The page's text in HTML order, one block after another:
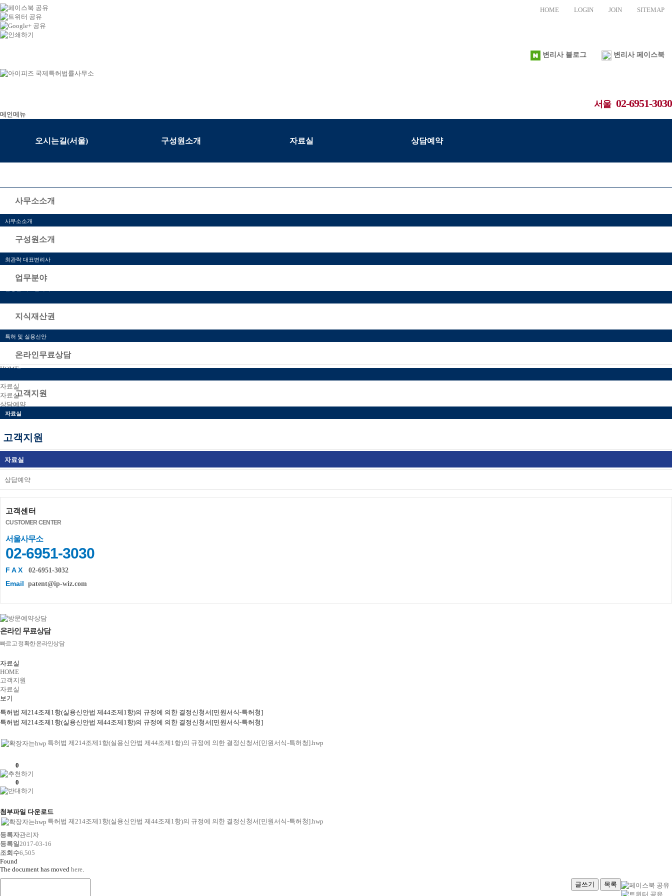
HOME LOGIN JOIN SITEMAP
변리사 블로그 변리사 페이스북
서울02-6951-3030
메인메뉴
오시는길(서울) 구성원소개 자료실 상담예약
사무소소개
사무소소개
오시는 길
구성원소개
최관락 대표변리사
송인호 대표변리사
업무분야
지식재산권
특허 및 실용신안
디자인
온라인무료상담
고객지원
자료실
HOME
자료실
자료실
상담예약
보기
고객지원
자료실
상담예약
고객센터
CUSTOMER CENTER
서울사무소
02-6951-3030
F A X 02-6951-3032
Email patent@ip-wiz.com
온라인 무료상담
빠르고 정확한 온라인상담
자료실
HOME
고객지원
자료실
보기
특허법 제214조제1항(실용신안법 제44조제1항)의 규정에 의한 결정신청서[민원서식-특허청]
특허법 제214조제1항(실용신안법 제44조제1항)의 규정에 의한 결정신청서[민원서식-특허청]
특허법 제214조제1항(실용신안법 제44조제1항)의 규정에 의한 결정신청서[민원서식-특허청].hwp
0
0
첨부파일 다운로드
특허법 제214조제1항(실용신안법 제44조제1항)의 규정에 의한 결정신청서[민원서식-특허청].hwp
등록자관리자
등록일2017-03-16
조회수6,505
Found
The document has moved here.
글쓰기
목록